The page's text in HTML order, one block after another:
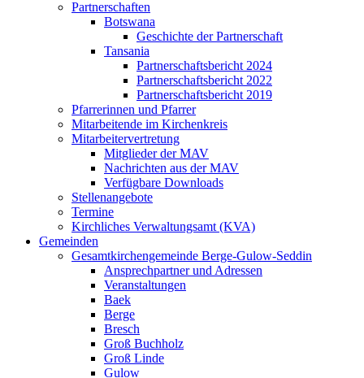
Partnerschaften
Botswana
Geschichte der Partnerschaft
Tansania
Partnerschaftsbericht 2024
Partnerschaftsbericht 2022
Partnerschaftsbericht 2019
Pfarrerinnen und Pfarrer
Mitarbeitende im Kirchenkreis
Mitarbeitervertretung
Mitglieder der MAV
Nachrichten aus der MAV
Verfügbare Downloads
Stellenangebote
Termine
Kirchliches Verwaltungsamt (KVA)
Gemeinden
Gesamtkirchengemeinde Berge-Gulow-Seddin
Ansprechpartner und Adressen
Veranstaltungen
Baek
Berge
Bresch
Groß Buchholz
Groß Linde
Gulow